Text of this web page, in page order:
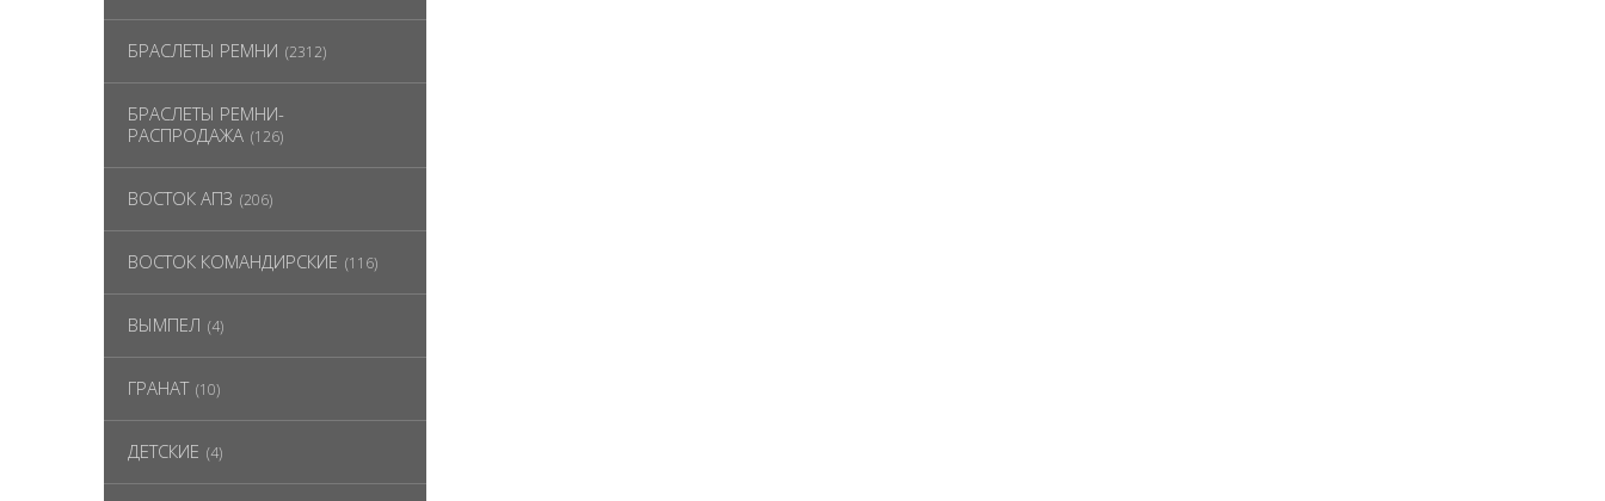
БРАСЛЕТЫ РЕМНИ (2312)
БРАСЛЕТЫ РЕМНИ-
РАСПРОДАЖА (126)
ВОСТОК АПЗ (206)
ВОСТОК КОМАНДИРСКИЕ (116)
ВЫМПЕЛ (4)
ГРАНАТ (10)
ДЕТСКИЕ (4)